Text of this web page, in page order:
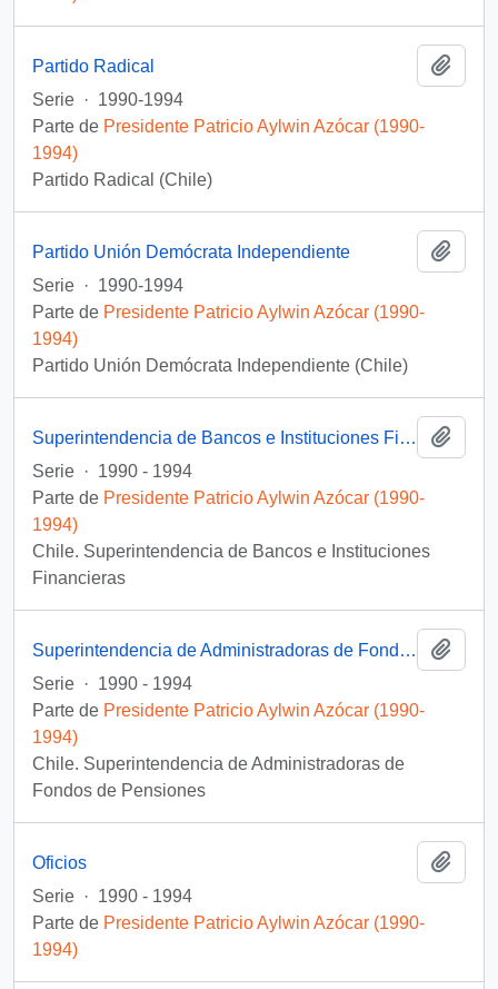
Partido Radical
Serie · 1990-1994
Parte de Presidente Patricio Aylwin Azócar (1990-
1994)
Partido Radical (Chile)
Partido Unión Demócrata Independiente
Serie · 1990-1994
Parte de Presidente Patricio Aylwin Azócar (1990-
1994)
Partido Unión Demócrata Independiente (Chile)
Superintendencia de Bancos e Instituciones Financieras
Serie · 1990 - 1994
Parte de Presidente Patricio Aylwin Azócar (1990-
1994)
Chile. Superintendencia de Bancos e Instituciones
Financieras
Superintendencia de Administradoras de Fondos de Pensiones
Serie · 1990 - 1994
Parte de Presidente Patricio Aylwin Azócar (1990-
1994)
Chile. Superintendencia de Administradoras de
Fondos de Pensiones
Oficios
Serie · 1990 - 1994
Parte de Presidente Patricio Aylwin Azócar (1990-
1994)